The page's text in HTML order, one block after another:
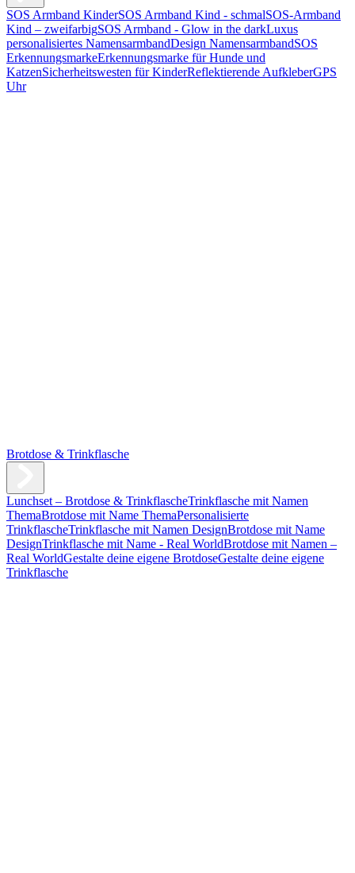
SOS Armband KinderSOS Armband Kind - schmalSOS-Armband
Kind – zweifarbigSOS Armband - Glow in the darkLuxus
personalisiertes NamensarmbandDesign NamensarmbandSOS
ErkennungsmarkeErkennungsmarke für Hunde und
KatzenSicherheitswesten für KinderReflektierende AufkleberGPS
Uhr
Brotdose & Trinkflasche
Lunchset – Brotdose & TrinkflascheTrinkflasche mit Namen
ThemaBrotdose mit Name ThemaPersonalisierte
TrinkflascheTrinkflasche mit Namen DesignBrotdose mit Name
DesignTrinkflasche mit Name - Real WorldBrotdose mit Namen –
Real WorldGestalte deine eigene BrotdoseGestalte deine eigene
Trinkflasche